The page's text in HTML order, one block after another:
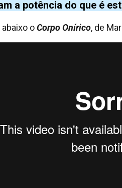
a potência do que é
oCorpo Onírico, de